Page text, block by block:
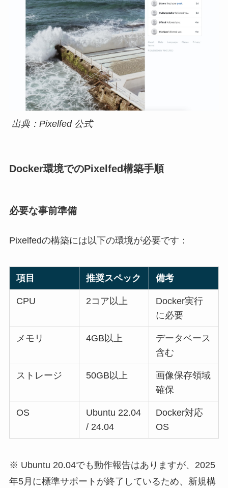
出典：Pixelfed 公式
Docker環境でのPixelfed構築手順
必要な事前準備
Pixelfedの構築には以下の環境が必要です：
項目 推奨スペック 備考
CPU 2コア以上
Docker実行
に必要
メモリ 4GB以上
データベース
含む
ストレージ 50GB以上
画像保存領域
確保
OS
Ubuntu 22.04
/ 24.04
Docker対応
OS
※ Ubuntu 20.04でも動作報告はありますが、2025
年5月に標準サポートが終了しているため、新規構